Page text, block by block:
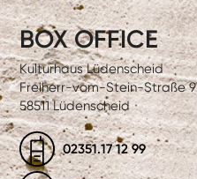
BOX OFFICE
Kulturhaus Lüdenscheid
Freiherr-vom-Stein-Straße 9
58511 Lüdenscheid
02351.17 12 99